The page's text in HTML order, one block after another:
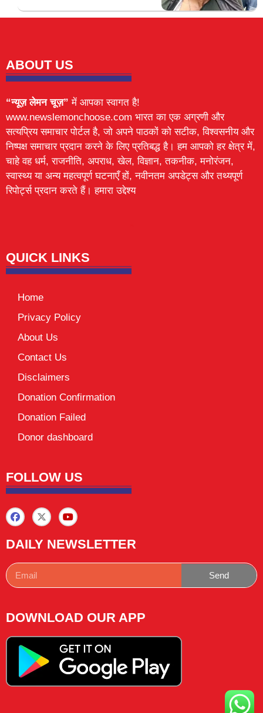
ABOUT US
“न्यूज़ लेमन चूज़” में आपका स्वागत है!
www.newslemonchoose.com भारत का एक अग्रणी और
सत्यप्रिय समाचार पोर्टल है, जो अपने पाठकों को सटीक, विश्वसनीय और
निष्पक्ष समाचार प्रदान करने के लिए प्रतिबद्ध है। हम आपको हर क्षेत्र में,
चाहे वह धर्म, राजनीति, अपराध, खेल, विज्ञान, तकनीक, मनोरंजन,
स्वास्थ्य या अन्य महत्वपूर्ण घटनाएँ हों, नवीनतम अपडेट्स और तथ्यपूर्ण
रिपोर्ट्स प्रदान करते हैं। हमारा उद्देश्य
QUICK LINKS
Home
Privacy Policy
About Us
Contact Us
Disclaimers
Donation Confirmation
Donation Failed
Donor dashboard
FOLLOW US
DAILY NEWSLETTER
Send
DOWNLOAD OUR APP